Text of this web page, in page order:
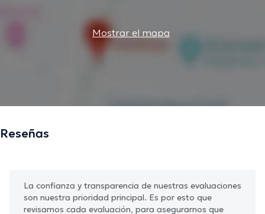
Mostrar el mapa
Reseñas
La confianza y transparencia de nuestras evaluaciones
son nuestra prioridad principal. Es por esto que
revisamos cada evaluación, para asegurarnos que